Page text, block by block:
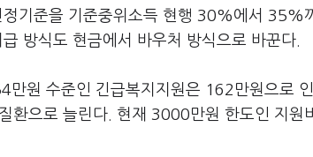
정기준을 기준중위소득 현행 30%에서 35%
방식도 현금에서 바우처 방식으로 바꾼다.
만원 수준인 긴급복지지원은 162만원으로
환으로 늘린다. 현재 3000만원 한도인 지